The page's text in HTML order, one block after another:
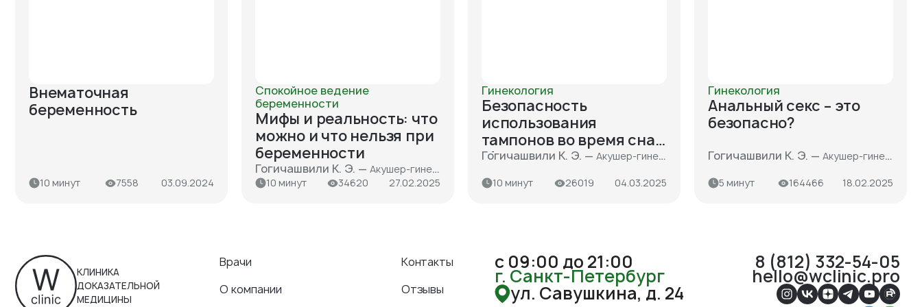
Внематочная
беременность
10 минут 7558 03.09.2024
Спокойное ведение
беременности
Мифы и реальность: что
можно и что нельзя при
беременности
Гогичашвили К. Э. — Акушер-гинеколог, врач ультразвуковой диагностики, кандидат медицинских наук
10 минут
34620 27.02.2025
Гинекология
Безопасность
использования
тампонов во время сна.
Можно ли спать с
тампоном всю ночь?
Гогичашвили К. Э. — Акушер-гинеколог, врач ультразвуковой диагностики, кандидат медицинских наук
10 минут 26019 04.03.2025
Гинекология
Анальный секс – это
безопасно?
Гогичашвили К. Э. — Акушер-гинеколог, врач ультразвуковой диагностики, кандидат медицинских наук
5 минут 164466 18.02.2025
КЛИНИКА
ДОКАЗАТЕЛЬНОЙ
МЕДИЦИНЫ
Врачи
Контакты
О компании
Отзывы
с 09:00 до 21:00
г. Санкт-Петербург
ул. Савушкина, д. 24
8 (812) 332-54-05
hello@wclinic.pro